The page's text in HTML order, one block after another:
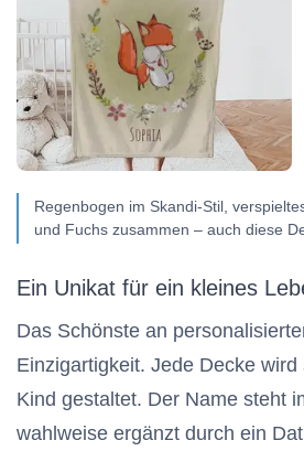
Regenbogen im Skandi-Stil,
und Fuchs zusammen – auch diese
Ein Unikat für ein kleines
Das Schönste an
Einzigartigkeit. Jede Decke
Kind gestaltet. Der Name steht
wahlweise ergänzt durch ein